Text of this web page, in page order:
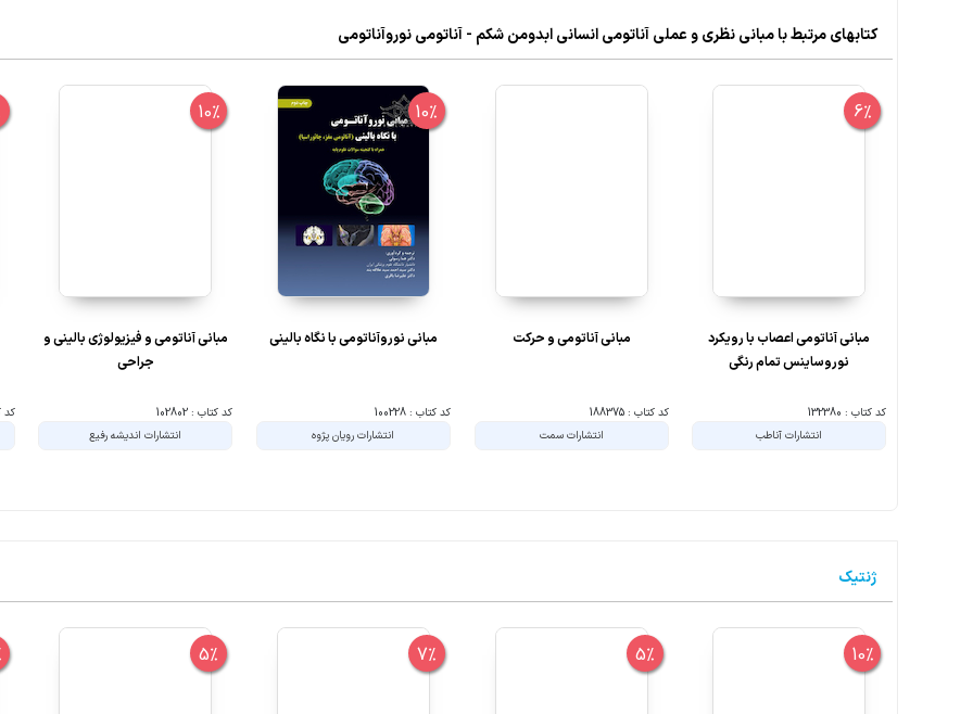
کتابهای مرتبط با مبانی نظری و عملی آناتومی انسانی ابدومن شکم - آناتومی نوروآناتومی
6%
مبانی آناتومی اعصاب با رویکرد
نوروساینس تمام رنگی
کد کتاب : 132380
انتشارات آناطب
مبانی آناتومی و حرکت
کد کتاب : 188375
انتشارات سمت
10%
مبانی نوروآناتومی با نگاه بالینی
کد کتاب : 100228
انتشارات رویان پژوه
10%
مبانی آناتومی و فیزیولوژی بالینی و
جراحی
کد کتاب : 102802
انتشارات اندیشه رفیع
کد
ژنتیک
10%
5%
7%
5%